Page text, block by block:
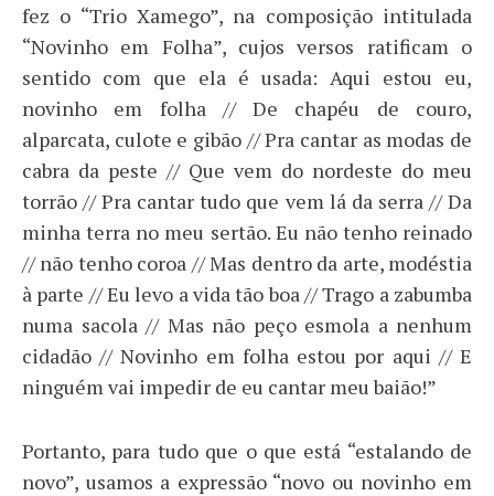
fez o “Trio Xamego”, na composição intitulada
“Novinho em Folha”, cujos versos ratificam o
sentido com que ela é usada: Aqui estou eu,
novinho em folha // De chapéu de couro,
alparcata, culote e gibão // Pra cantar as modas de
cabra da peste // Que vem do nordeste do meu
torrão // Pra cantar tudo que vem lá da serra // Da
minha terra no meu sertão. Eu não tenho reinado
// não tenho coroa // Mas dentro da arte, modéstia
à parte // Eu levo a vida tão boa // Trago a zabumba
numa sacola // Mas não peço esmola a nenhum
cidadão // Novinho em folha estou por aqui // E
ninguém vai impedir de eu cantar meu baião!”
Portanto, para tudo que o que está “estalando de
novo”, usamos a expressão “novo ou novinho em